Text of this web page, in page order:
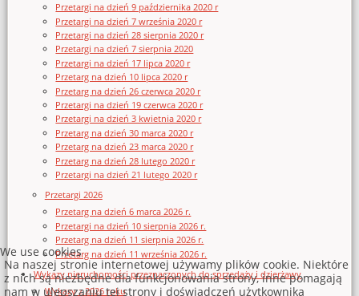
Przetargi na dzień 9 października 2020 r
Przetargi na dzień 7 września 2020 r
Przetargi na dzień 28 sierpnia 2020 r
Przetargi na dzień 7 sierpnia 2020
Przetargi na dzień 17 lipca 2020 r
Przetarg na dzień 10 lipca 2020 r
Przetarg na dzień 26 czerwca 2020 r
Przetargi na dzień 19 czerwca 2020 r
Przetargi na dzień 3 kwietnia 2020 r
Przetarg na dzień 30 marca 2020 r
Przetarg na dzień 23 marca 2020 r
Przetarg na dzień 28 lutego 2020 r
Przetargi na dzień 21 lutego 2020 r
Przetargi 2026
Przetarg na dzień 6 marca 2026 r.
Przetargi na dzień 10 sierpnia 2026 r.
Przetarg na dzień 11 sierpnia 2026 r.
Przetarg na dzień 11 września 2026 r.
Wykazy nieruchomości przeznaczonych do sprzedaży i dzierżawy
Wykazy z 2026 roku
We use cookies
Na naszej stronie internetowej używamy plików cookie. Niektóre
z nich są niezbędne dla funkcjonowania strony, inne pomagają
nam w ulepszaniu tej strony i doświadczeń użytkownika